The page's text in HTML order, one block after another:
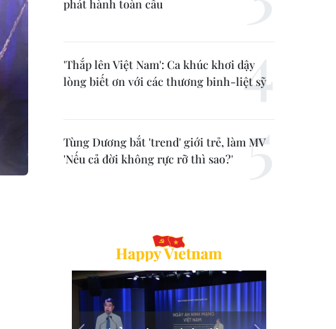
phát hành toàn cầu
'Thắp lên Việt Nam': Ca khúc khơi dậy
lòng biết ơn với các thương binh-liệt sỹ
Tùng Dương bắt 'trend' giới trẻ, làm MV
'Nếu cả đời không rực rỡ thì sao?'